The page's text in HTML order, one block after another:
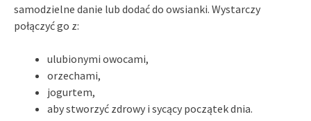
samodzielne danie lub dodać do owsianki. Wystarczy
połączyć go z:
ulubionymi owocami,
orzechami,
jogurtem,
aby stworzyć zdrowy i sycący początek dnia.